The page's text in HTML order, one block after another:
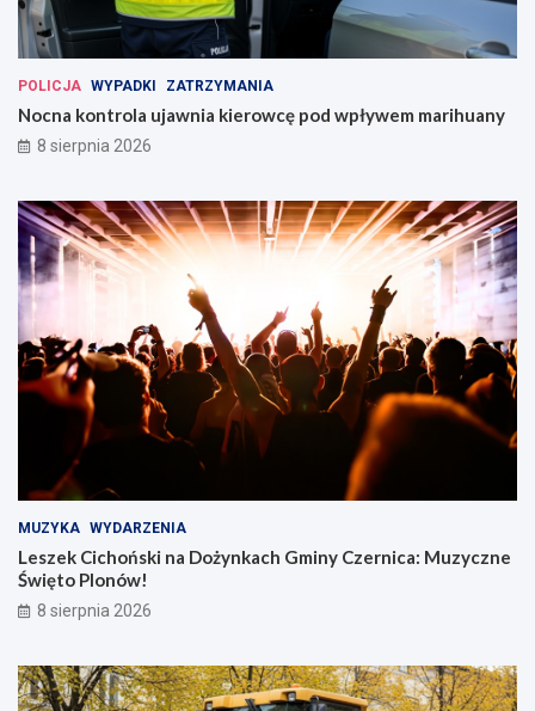
POLICJA WYPADKI ZATRZYMANIA
Nocna kontrola ujawnia kierowcę pod wpływem marihuany
8 sierpnia 2026
MUZYKA WYDARZENIA
Leszek Cichoński na Dożynkach Gminy Czernica: Muzyczne
Święto Plonów!
8 sierpnia 2026